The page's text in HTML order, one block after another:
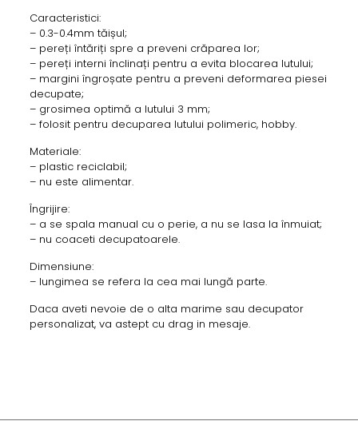
Caracteristici:
– 0.3-0.4mm tăișul;
– pereți întăriți spre a preveni crăparea lor;
– pereți interni înclinați pentru a evita blocarea lutului;
– margini îngroșate pentru a preveni deformarea piesei
decupate;
– grosimea optimă a lutului 3 mm;
– folosit pentru decuparea lutului polimeric, hobby.
Materiale:
– plastic reciclabil;
– nu este alimentar.
Îngrijire:
– a se spala manual cu o perie, a nu se lasa la înmuiat;
– nu coaceti decupatoarele.
Dimensiune:
– lungimea se refera la cea mai lungă parte.
Daca aveti nevoie de o alta marime sau decupator
personalizat, va astept cu drag in mesaje.